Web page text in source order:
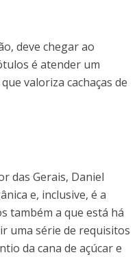
deve chegar ao
é atender um
valoriza cachaças de
das Gerais, Daniel
e, inclusive, é a
também a que está há
uma série de requisitos
da cana de açúcar e